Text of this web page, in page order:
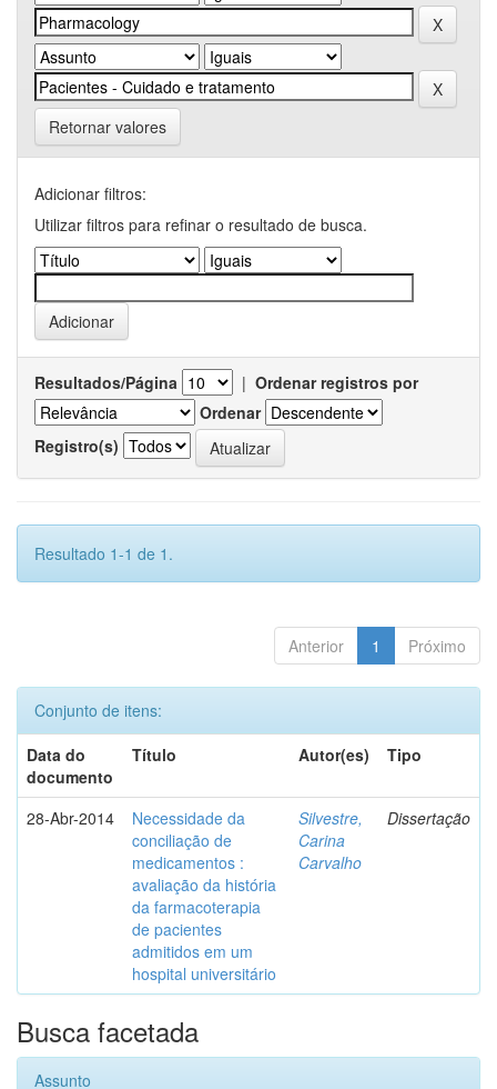
Retornar valores
Adicionar filtros:
Utilizar filtros para refinar o resultado de busca.
Resultados/Página | Ordenar registros por
Ordenar
Registro(s)
Resultado 1-1 de 1.
Anterior 1 Próximo
Conjunto de itens:
Data do
documento
Título Autor(es) Tipo
28-Abr-2014
Necessidade da
conciliação de
medicamentos :
avaliação da história
da farmacoterapia
de pacientes
admitidos em um
hospital universitário
Silvestre,
Carina
Carvalho
Dissertação
Busca facetada
Assunto